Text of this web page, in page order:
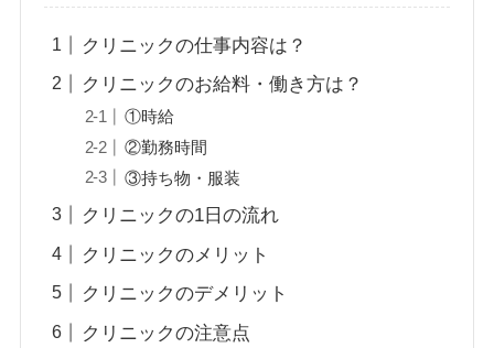
クリニックの仕事内容は？
クリニックのお給料・働き方は？
①時給
②勤務時間
③持ち物・服装
クリニックの1日の流れ
クリニックのメリット
クリニックのデメリット
クリニックの注意点